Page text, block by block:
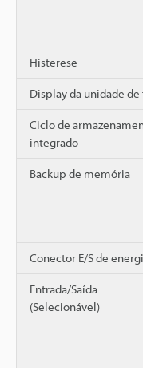
Histerese
Display da unidade
Ciclo de
integrado
Backup de memória
Conector E/S de
Entrada/Saída
(Selecionável)